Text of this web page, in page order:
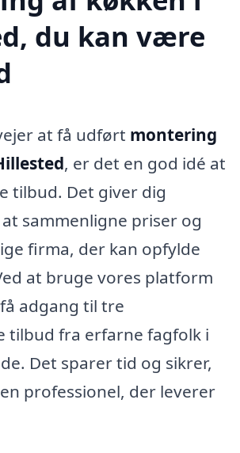
du kan være
at få udført montering
, er det en god idé at
tilbud. Det giver dig
sammenligne priser og
firma, der kan opfylde
at bruge vores platform
adgang til tre
tilbud fra erfarne fagfolk i
Det sparer tid og sikrer,
professionel, der leverer